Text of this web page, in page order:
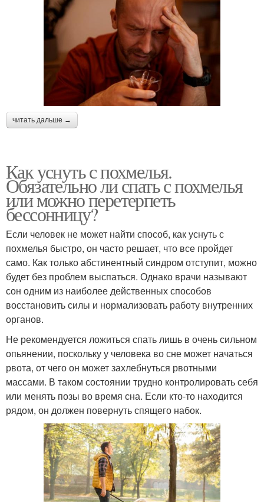
читать дальше →
Как уснуть с похмелья.
Обязательно ли спать с похмелья
или можно перетерпеть
бессонницу?
Если человек не может найти способ, как уснуть с
похмелья быстро, он часто решает, что все пройдет
само. Как только абстинентный синдром отступит, можно
будет без проблем выспаться. Однако врачи называют
сон одним из наиболее действенных способов
восстановить силы и нормализовать работу внутренних
органов.
Не рекомендуется ложиться спать лишь в очень сильном
опьянении, поскольку у человека во сне может начаться
рвота, от чего он может захлебнуться рвотными
массами. В таком состоянии трудно контролировать себя
или менять позы во время сна. Если кто-то находится
рядом, он должен повернуть спящего набок.